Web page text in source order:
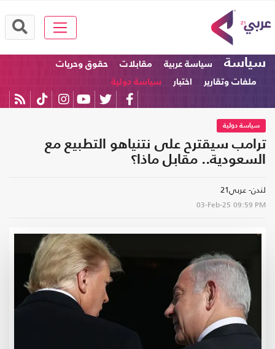
سياسة سياسة عربية مقابلات
حقوق وحريات
ملفات وتقارير
اختبار سياسة دولية
سياسة دولية
ترامب سيقترح على نتنياهو التطبيع مع
السعودية.. مقابل ماذا؟
لندن- عربي21
03-Feb-25 09:59 PM